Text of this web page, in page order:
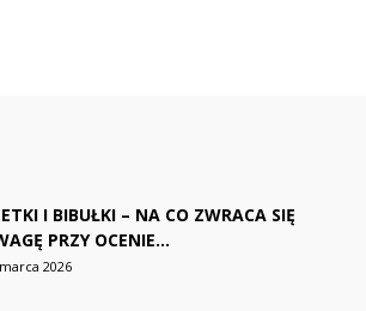
I BIBUŁKI – NA CO ZWRACA SIĘ
PRZY OCENIE...
2026